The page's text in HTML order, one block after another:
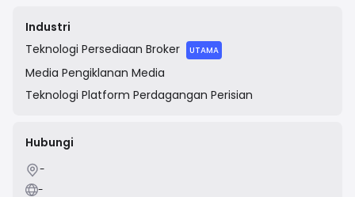
solutions include MT4/MT5 White Label platforms,
proprietary CRM systems, and other essential tools for
brokerage operations. Their mission is to empower brokers
by providing reliable, tailor-made, and technologically
advanced infrastructure.
Industri
Teknologi Persediaan Broker UTAMA
Media Pengiklanan Media
Teknologi Platform Perdagangan Perisian
Hubungi
-
-